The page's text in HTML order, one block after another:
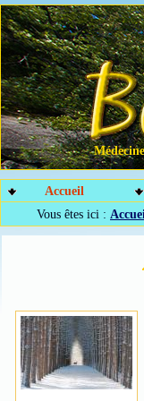
Accueil
Vous êtes ici :